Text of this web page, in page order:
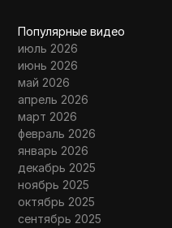
Популярные видео
июль 2026
июнь 2026
май 2026
апрель 2026
март 2026
февраль 2026
январь 2026
декабрь 2025
ноябрь 2025
октябрь 2025
сентябрь 2025